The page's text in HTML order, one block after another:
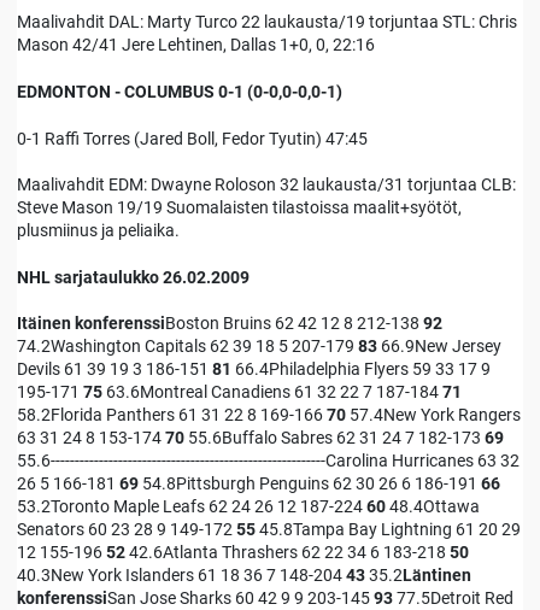
Maalivahdit DAL: Marty Turco 22 laukausta/19 torjuntaa STL: Chris
Mason 42/41 Jere Lehtinen, Dallas 1+0, 0, 22:16
EDMONTON - COLUMBUS 0-1 (0-0,0-0,0-1)
0-1 Raffi Torres (Jared Boll, Fedor Tyutin) 47:45
Maalivahdit EDM: Dwayne Roloson 32 laukausta/31 torjuntaa CLB:
Steve Mason 19/19 Suomalaisten tilastoissa maalit+syötöt,
plusmiinus ja peliaika.
NHL sarjataulukko 26.02.2009
Itäinen konferenssiBoston Bruins 62 42 12 8 212-138 92
74.2Washington Capitals 62 39 18 5 207-179 83 66.9New Jersey
Devils 61 39 19 3 186-151 81 66.4Philadelphia Flyers 59 33 17 9
195-171 75 63.6Montreal Canadiens 61 32 22 7 187-18471
58.2Florida Panthers 61 31 22 8 169-16670 57.4New York Rangers
63 31 24 8 153-17470 55.6Buffalo Sabres 62 31 24 7 182-173 69
55.6---------------------------------------------------------Carolina Hurricanes 63 32
26 5 166-181 69 54.8Pittsburgh Penguins 62 30 26 6 186-191 66
53.2Toronto Maple Leafs 62 24 26 12 187-2246048.4Ottawa
Senators 60 23 28 9 149-1725545.8Tampa Bay Lightning 61 20 29
12 155-1965242.6Atlanta Thrashers 62 22 34 6 183-218 50
40.3New York Islanders 61 18 36 7 148-2044335.2Läntinen
konferenssiSan Jose Sharks 60 42 9 9 203-1459377.5Detroit Red